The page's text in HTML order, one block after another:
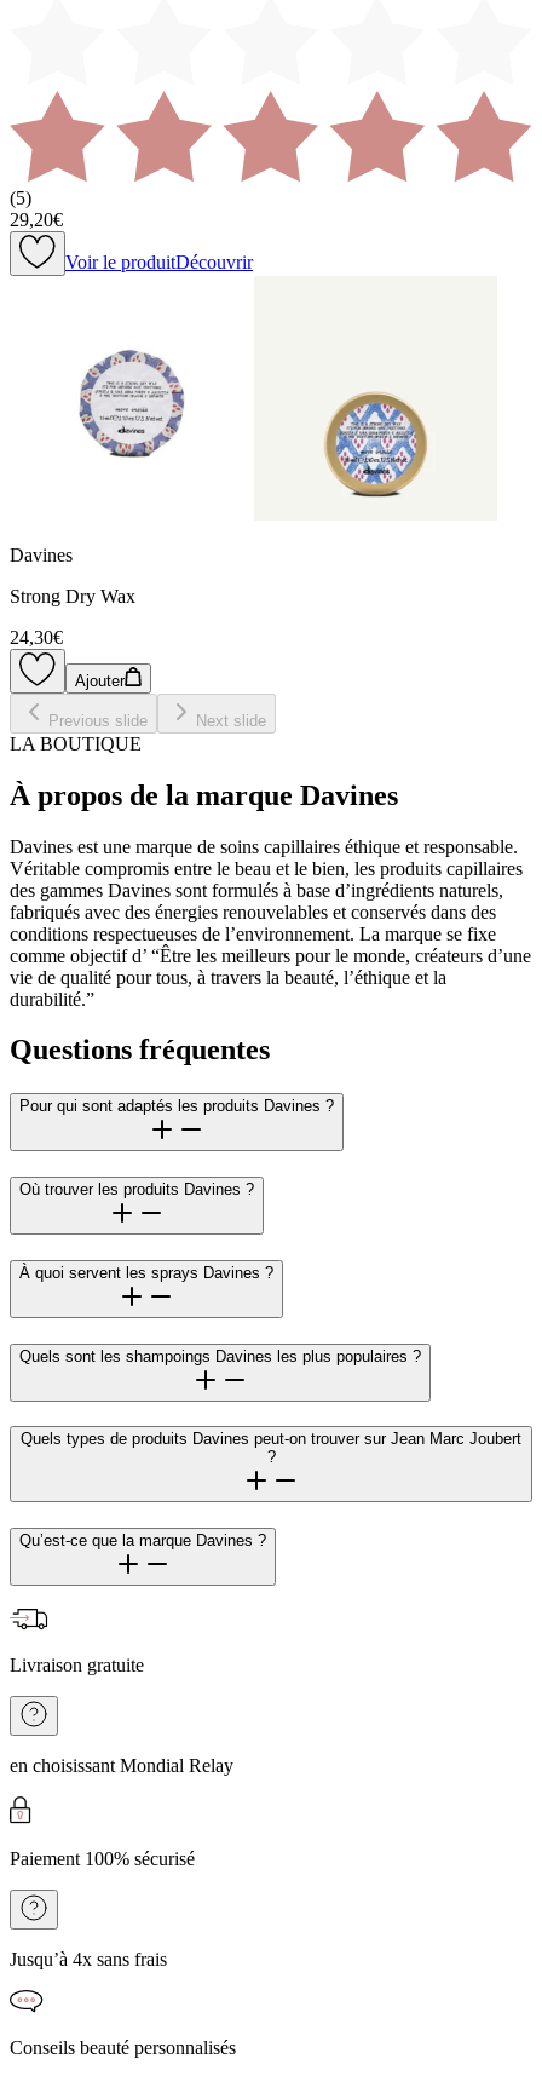
(5)
29,20€
Voir le produitDécouvrir
Davines
Strong Dry Wax
24,30€
Ajouter
Previous slide Next slide
LA BOUTIQUE
À propos de la marque Davines
Davines est une marque de soins capillaires éthique et responsable.
Véritable compromis entre le beau et le bien, les produits capillaires
des gammes Davines sont formulés à base d’ingrédients naturels,
fabriqués avec des énergies renouvelables et conservés dans des
conditions respectueuses de l’environnement. La marque se fixe
comme objectif d’ “Être les meilleurs pour le monde, créateurs d’une
vie de qualité pour tous, à travers la beauté, l’éthique et la
durabilité.”
Questions fréquentes
Pour qui sont adaptés les produits Davines ?
Où trouver les produits Davines ?
À quoi servent les sprays Davines ?
Quels sont les shampoings Davines les plus populaires ?
Quels types de produits Davines peut-on trouver sur Jean Marc Joubert
?
Qu’est-ce que la marque Davines ?
Livraison gratuite
en choisissant Mondial Relay
Paiement 100% sécurisé
Jusqu’à 4x sans frais
Conseils beauté personnalisés